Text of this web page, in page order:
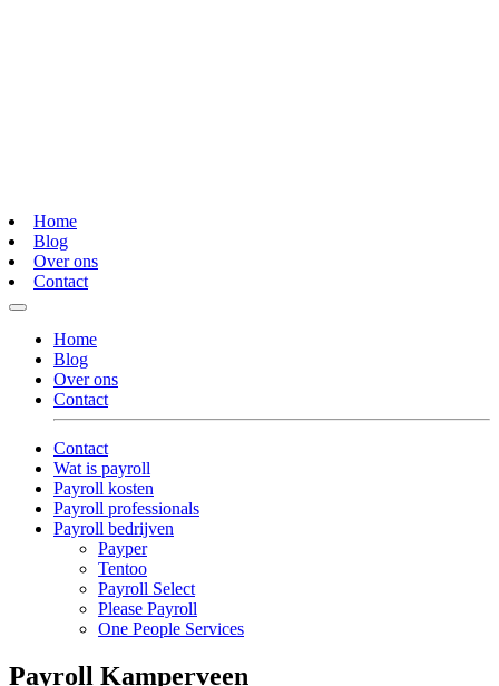
Home
Blog
Over ons
Contact
Home
Blog
Over ons
Contact
Contact
Wat is payroll
Payroll kosten
Payroll professionals
Payroll bedrijven
Payper
Tentoo
Payroll Select
Please Payroll
One People Services
Payroll Kamperveen